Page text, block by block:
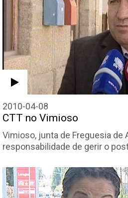
2010-04-08
CTT no Vimioso
Vimioso, junta de Freguesia de
responsabilidade de gerir o